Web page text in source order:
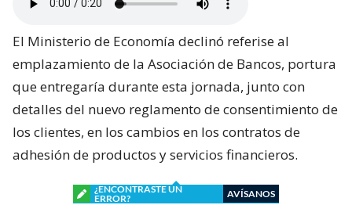
El Ministerio de Economía declinó referise al
emplazamiento de la Asociación de Bancos, portura
que entregaría durante esta jornada, junto con
detalles del nuevo reglamento de consentimiento de
los clientes, en los cambios en los contratos de
adhesión de productos y servicios financieros.
¿ENCONTRASTE UN
ERROR?
AVÍSANOS